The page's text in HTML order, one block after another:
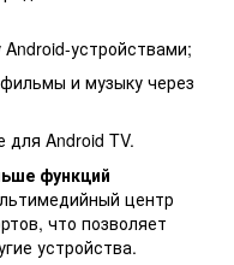
устройствами;
и музыку через
для Android TV.
функций
центр
что позволяет
устройства.